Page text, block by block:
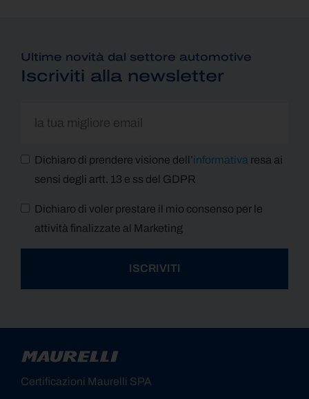
Ultime novità dal settore automotive
Iscriviti alla newsletter
Dichiaro di prendere visione dell’informativa resa ai
sensi degli artt. 13 e ss del GDPR
Dichiaro di voler prestare il mio consenso per le
attività finalizzate al Marketing
ISCRIVITI
Certificazioni Maurelli SPA